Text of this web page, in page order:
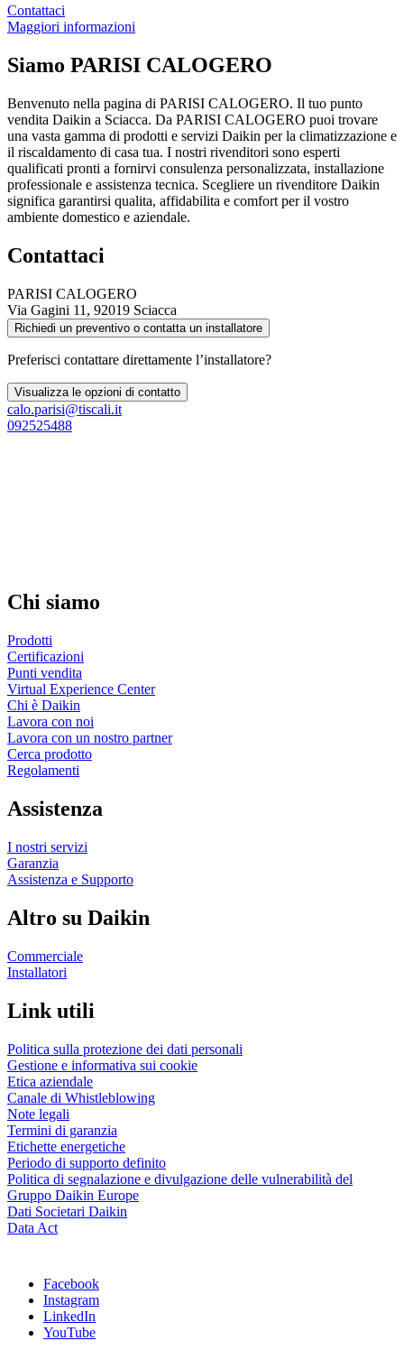
Contattaci
Maggiori informazioni
Siamo PARISI CALOGERO
Benvenuto nella pagina di PARISI CALOGERO. Il tuo punto
vendita Daikin a Sciacca. Da PARISI CALOGERO puoi trovare
una vasta gamma di prodotti e servizi Daikin per la climatizzazione e
il riscaldamento di casa tua. I nostri rivenditori sono esperti
qualificati pronti a fornirvi consulenza personalizzata, installazione
professionale e assistenza tecnica. Scegliere un rivenditore Daikin
significa garantirsi qualita, affidabilita e comfort per il vostro
ambiente domestico e aziendale.
Contattaci
PARISI CALOGERO
Via Gagini 11, 92019 Sciacca
Richiedi un preventivo o contatta un installatore
Preferisci contattare direttamente l’installatore?
Visualizza le opzioni di contatto
calo.parisi@tiscali.it
092525488
Chi siamo
Prodotti
Certificazioni
Punti vendita
Virtual Experience Center
Chi è Daikin
Lavora con noi
Lavora con un nostro partner
Cerca prodotto
Regolamenti
Assistenza
I nostri servizi
Garanzia
Assistenza e Supporto
Altro su Daikin
Commerciale
Installatori
Link utili
Politica sulla protezione dei dati personali
Gestione e informativa sui cookie
Etica aziendale
Canale di Whistleblowing
Note legali
Termini di garanzia
Etichette energetiche
Periodo di supporto definito
Politica di segnalazione e divulgazione delle vulnerabilità del
Gruppo Daikin Europe
Dati Societari Daikin
Data Act
Facebook
Instagram
LinkedIn
YouTube